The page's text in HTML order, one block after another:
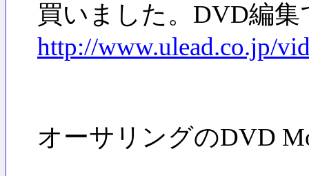
買いました。DVD編
http://www.ulead.co.jp/
オーサリングのDVD